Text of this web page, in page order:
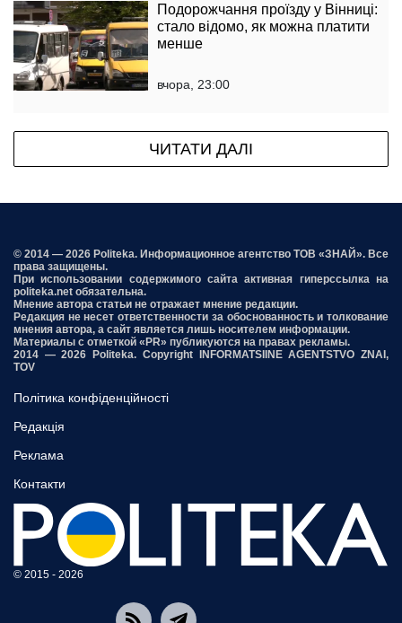
Подорожчання проїзду у Вінниці:
стало відомо, як можна платити
менше
вчора, 23:00
ЧИТАТИ ДАЛІ
© 2014 — 2026 Politeka. Информационное агентство ТОВ «ЗНАЙ». Все
права защищены.
При использовании содержимого сайта активная гиперссылка на
politeka.net обязательна.
Мнение автора статьи не отражает мнение редакции.
Редакция не несет ответственности за обоснованность и толкование
мнения автора, а сайт является лишь носителем информации.
Материалы с отметкой «PR» публикуются на правах рекламы.
2014 — 2026 Politeka. Copyright INFORMATSIINE AGENTSTVO ZNAI,
TOV
Політика конфіденційності
Редакція
Реклама
Контакти
© 2015 - 2026